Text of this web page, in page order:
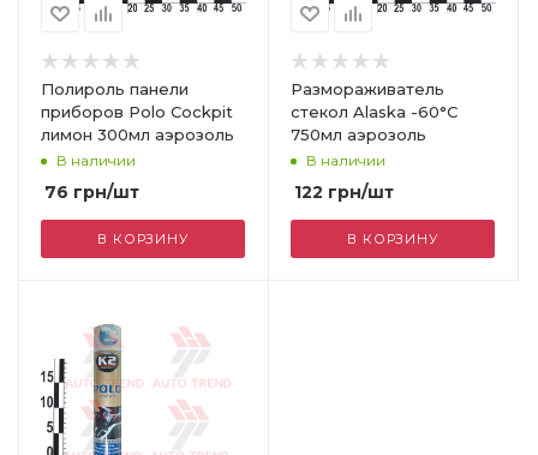
Полироль панели
приборов Polo Cockpit
лимон 300мл аэрозоль
В наличии
76 грн/шт
В КОРЗИНУ
Размораживатель
стекол Alaska -60°C
750мл аэрозоль
В наличии
122 грн/шт
В КОРЗИНУ